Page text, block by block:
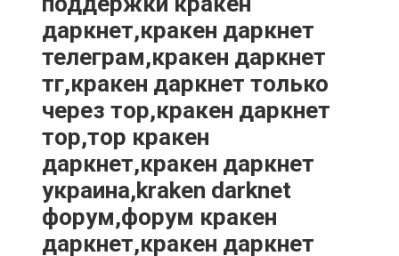
даркнет,кракен даркнет
телеграм,кракен даркнет
тг,кракен даркнет только
через тор,кракен даркнет
тор,тор кракен
даркнет,кракен даркнет
украина,kraken darknet
форум,форум кракен
даркнет,кракен даркнет